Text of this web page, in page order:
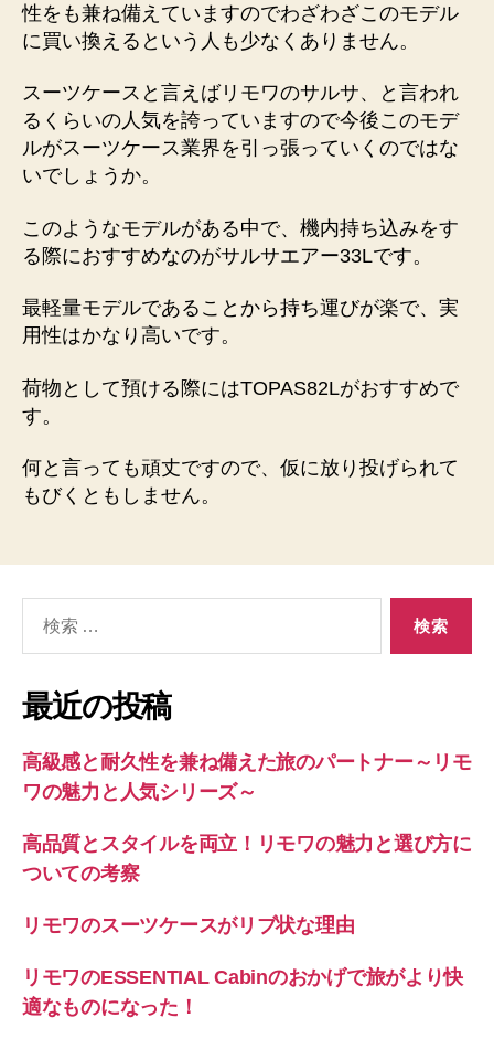
性をも兼ね備えていますのでわざわざこのモデル
に買い換えるという人も少なくありません。
スーツケースと言えばリモワのサルサ、と言われ
るくらいの人気を誇っていますので今後このモデ
ルがスーツケース業界を引っ張っていくのではな
いでしょうか。
このようなモデルがある中で、機内持ち込みをす
る際におすすめなのがサルサエアー33Lです。
最軽量モデルであることから持ち運びが楽で、実
用性はかなり高いです。
荷物として預ける際にはTOPAS82Lがおすすめで
す。
何と言っても頑丈ですので、仮に放り投げられて
もびくともしません。
象:
最近の投稿
高級感と耐久性を兼ね備えた旅のパートナー～リモ
ワの魅力と人気シリーズ～
高品質とスタイルを両立！リモワの魅力と選び方に
ついての考察
リモワのスーツケースがリブ状な理由
リモワのESSENTIAL Cabinのおかげで旅がより快
適なものになった！